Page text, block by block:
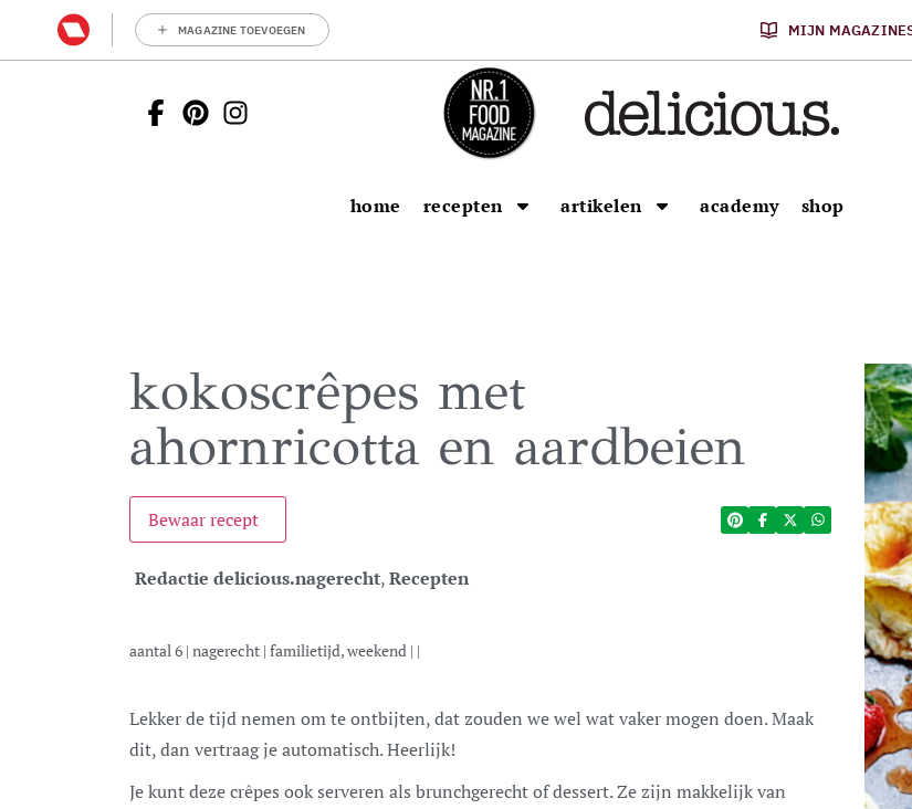
MAGAZINE TOEVOEGEN MIJN
home recepten artikelen academy shop
kokoscrêpes met
ahornricotta en aardbeien
Bewaar recept
Redactie delicious.nagerecht,Recepten
aantal6 | nagerecht | familietijd, weekend | |
Lekker de tijd nemen om te ontbijten, dat zouden we wel wat vaker mogen doen. Maak
dit, dan vertraag je automatisch. Heerlijk!
Je kunt deze crêpes ook serveren als brunchgerecht of dessert. Ze zijn makkelijk van